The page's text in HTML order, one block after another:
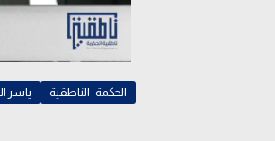
الحكمة- الناطقية ياسر